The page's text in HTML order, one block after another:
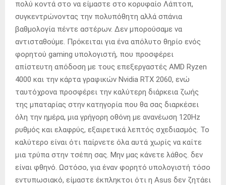
πολύ κοντά στο να είμαστε στο κορυφαίο Λάπτοπ,
συγκεντρώνοντας την πολυπόθητη αλλά σπάνια
βαθμολογία πέντε αστέρων. Δεν μπορούσαμε να
αντισταθούμε. Πρόκειται για ένα απόλυτο θηρίο ενός
φορητού gaming υπολογιστή, που προσφέρει
απίστευτη απόδοση με τους επεξεργαστές AMD Ryzen
4000 και την κάρτα γραφικών Nvidia RTX 2060, ενώ
ταυτόχρονα προσφέρει την καλύτερη διάρκεια ζωής
της μπαταρίας στην κατηγορία που θα σας διαρκέσει
όλη την ημέρα, μια γρήγορη οθόνη με ανανέωση 120Hz
ρυθμός και ελαφρύς, εξαιρετικά λεπτός σχεδιασμός. Το
καλύτερο είναι ότι παίρνετε όλα αυτά χωρίς να καίτε
μια τρύπα στην τσέπη σας. Μην μας κάνετε λάθος. δεν
είναι φθηνό. Ωστόσο, για έναν φορητό υπολογιστή τόσο
εντυπωσιακό, είμαστε έκπληκτοι ότι η Asus δεν ζητάει